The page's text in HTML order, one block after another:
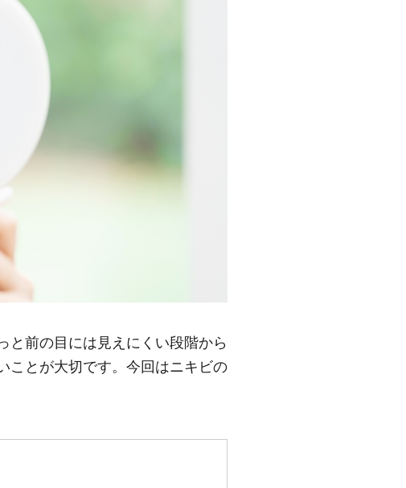
と前の目には見えにくい段階から
ことが大切です。今回はニキビの